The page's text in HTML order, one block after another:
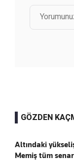
GÖZDEN
Altındaki
Memiş tüm